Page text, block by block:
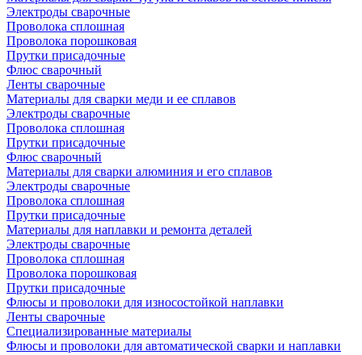
Электроды сварочные
Проволока сплошная
Проволока порошковая
Прутки присадочные
Флюс сварочный
Ленты сварочные
Материалы для сварки меди и ее сплавов
Электроды сварочные
Проволока сплошная
Прутки присадочные
Флюс сварочный
Материалы для сварки алюминия и его сплавов
Электроды сварочные
Проволока сплошная
Прутки присадочные
Материалы для наплавки и ремонта деталей
Электроды сварочные
Проволока сплошная
Проволока порошковая
Прутки присадочные
Флюсы и проволоки для износостойкой наплавки
Ленты сварочные
Специализированные материалы
Флюсы и проволоки для автоматической сварки и наплавки